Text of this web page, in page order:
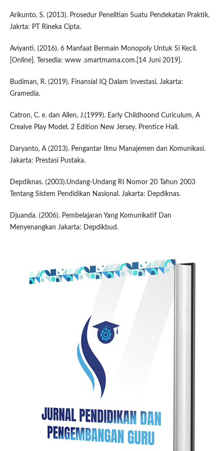
Arikunto, S. (2013). Prosedur Penelitian Suatu Pendekatan Praktik.
Jakrta: PT Rineka Cipta.
Aviyanti. (2016). 6 Manfaat Bermain Monopoly Untuk Si Kecil.
[Online]. Tersedia: www .smartmama.com.[14 Juni 2019].
Budiman, R. (2019). Finansial IQ Dalam Investasi. Jakarta:
Gramedia.
Catron, C. e. dan Allen, J.(1999). Early Childhoond Curiculum, A
Creaive Play Model. 2 Edition New Jersey. Prentice Hall.
Daryanto, A (2013). Pengantar Ilmu Manajemen dan Komunikasi.
Jakarta: Prestasi Pustaka.
Depdiknas. (2003).Undang-Undang RI Nomor 20 Tahun 2003
Tentang Sistem Pendidikan Nasional. Jakarta: Depdiknas.
Djuanda. (2006). Pembelajaran Yang Komunikatif Dan
Menyenangkan Jakarta: Depdikbud.